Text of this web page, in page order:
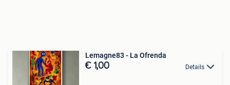
Lemagne83 - La Ofrenda
€ 1,00 Details